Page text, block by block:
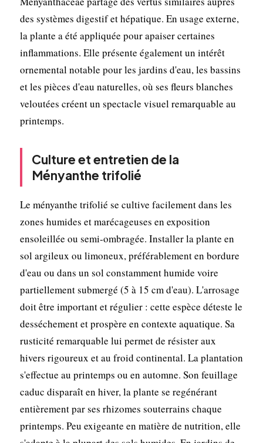
des systèmes digestif et hépatique. En usage externe,
la plante a été appliquée pour apaiser certaines
inflammations. Elle présente également un intérêt
ornemental notable pour les jardins d'eau, les bassins
et les pièces d'eau naturelles, où ses fleurs blanches
veloutées créent un spectacle visuel remarquable au
printemps.
Culture et entretien de la
Ményanthe trifolié
Le ményanthe trifolié se cultive facilement dans les
zones humides et marécageuses en exposition
ensoleillée ou semi-ombragée. Installer la plante en
sol argileux ou limoneux, préférablement en bordure
d'eau ou dans un sol constamment humide voire
partiellement submergé (5 à 15 cm d'eau). L'arrosage
doit être important et régulier : cette espèce déteste le
desséchement et prospère en contexte aquatique. Sa
rusticité remarquable lui permet de résister aux
hivers rigoureux et au froid continental. La plantation
s'effectue au printemps ou en automne. Son feuillage
caduc disparaît en hiver, la plante se regénérant
entièrement par ses rhizomes souterrains chaque
printemps. Peu exigeante en matière de nutrition, elle